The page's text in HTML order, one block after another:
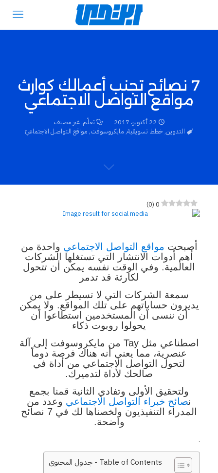
7 نصائح تجنب أعمالك كوارث
مواقع التواصل الاجتماعي
22 أكتوبر، 2017 تعلّم, غير مصنف
التدوين, خطط تسويقية, مايكروسوفت, مواقع التواصل الاجتماعيّ
0
(
0
)
أصبحت مواقع التواصل الاجتماعي واحدة من
أهم أدوات الانتشار التي تستغلها الشركات
العالمية. وفي الوقت نفسه يمكن أن تتحول
لكارثة قد تدمر
سمعة الشركات التي لا تسيطر على من
يديرون حساباتهم على تلك المواقع. ولا يمكن
أن ننسى أن المستخدمين استطاعوا أن
يحولوا روبوت ذكاء
اصطناعي مثل Tay من مايكروسوفت إلى آلة
عنصرية، مما يعني أنه هناك فرصة دوماً
لتحول التواصل الاجتماعي من أداة في
صالحك لأداة لتدميرك.
ولتحقيق الأولى وتفادي الثانية قمنا بجمع
نصائح خبراء التواصل الاجتماعي وعدد من
المدراء التنفيذيون ولخصناها لك في 7 نصائح
واضحة.
.
Table of Contents - جدول المحتوى